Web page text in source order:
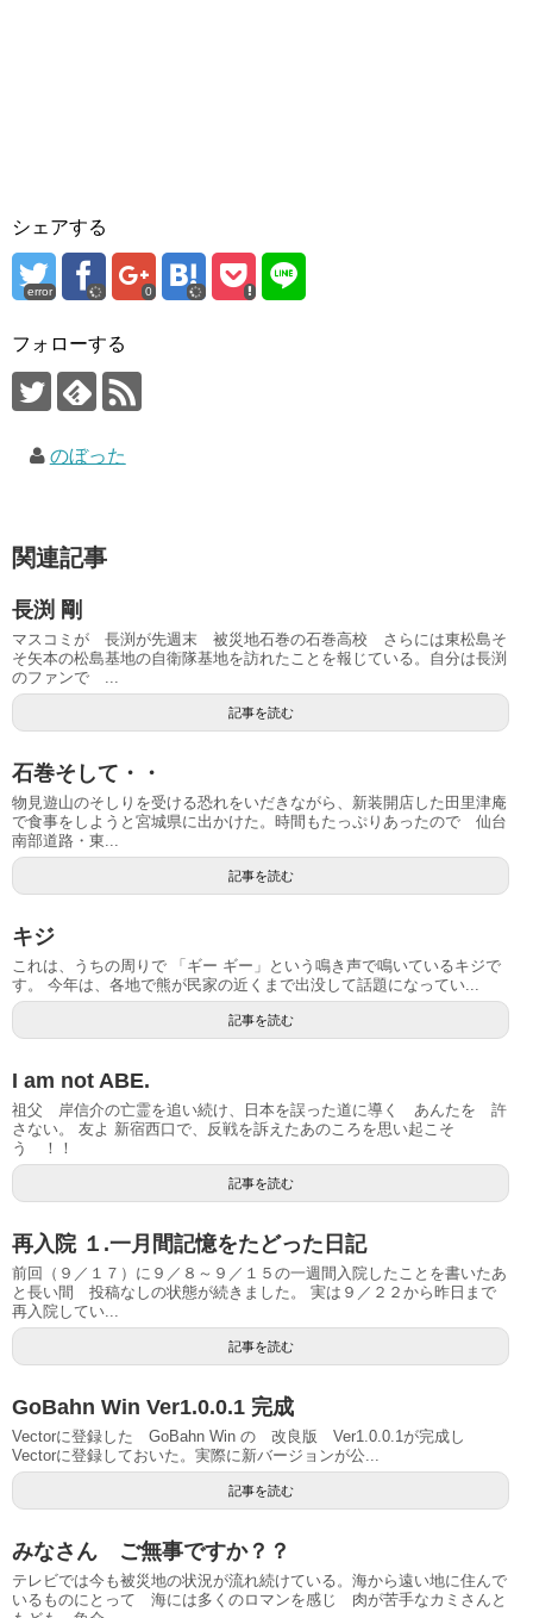
シェアする
error 0
フォローする
のぼった
関連記事
長渕 剛
マスコミが 長渕が先週末 被災地石巻の石巻高校 さらには東松島そ
そ矢本の松島基地の自衛隊基地を訪れたことを報じている。自分は長渕
のファンで ...
記事を読む
石巻そして・・
物見遊山のそしりを受ける恐れをいだきながら、新装開店した田里津庵
で食事をしようと宮城県に出かけた。時間もたっぷりあったので 仙台
南部道路・東...
記事を読む
キジ
これは、うちの周りで 「ギー ギー」という鳴き声で鳴いているキジで
す。 今年は、各地で熊が民家の近くまで出没して話題になってい...
記事を読む
I am not ABE.
祖父 岸信介の亡霊を追い続け、日本を誤った道に導く あんたを 許
さない。 友よ 新宿西口で、反戦を訴えたあのころを思い起こそ
う ！！
記事を読む
再入院 １.一月間記憶をたどった日記
前回（９／１７）に９／８～９／１５の一週間入院したことを書いたあ
と長い間 投稿なしの状態が続きました。 実は９／２２から昨日まで
再入院してい...
記事を読む
GoBahn Win Ver1.0.0.1 完成
Vectorに登録した GoBahn Win の 改良版 Ver1.0.0.1が完成し
Vectorに登録しておいた。実際に新バージョンが公...
記事を読む
みなさん ご無事ですか？？
テレビでは今も被災地の状況が流れ続けている。海から遠い地に住んで
いるものにとって 海には多くのロマンを感じ 肉が苦手なカミさんと